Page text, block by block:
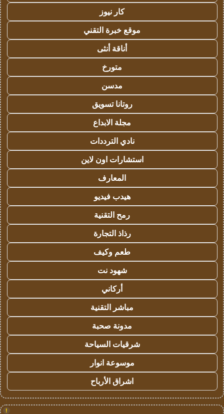
كار نيوز
موقع خبرة التقني
أناقة أنثى
متورخ
مدسن
روتانا تسويق
مجلة الابداع
نادي الترددات
استشارات اون لاين
المعارف
هيدب فيديو
رمح التقنية
رذاذ التجارة
طعم وكيف
شهود نت
أركاني
مباشر التقنية
مدونة صحبة
شرقيات السياحة
موسوعة انوار
اشراق الأرباح
!